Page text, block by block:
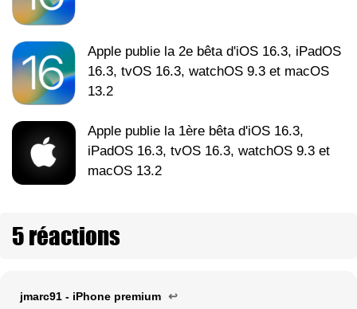
Apple publie la 2e bêta d'iOS 16.3, iPadOS
16.3, tvOS 16.3, watchOS 9.3 et macOS
13.2
Apple publie la 1ère bêta d'iOS 16.3,
iPadOS 16.3, tvOS 16.3, watchOS 9.3 et
macOS 13.2
5 réactions
jmarc91 - iPhone premium ↩